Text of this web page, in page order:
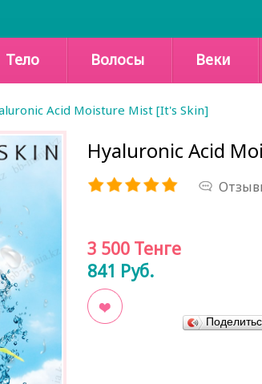
Тело Волосы Веки
Acid Moisture Mist [It's Skin]
Hyaluronic Acid
3 500 Тенге
841 Руб.
В закладки